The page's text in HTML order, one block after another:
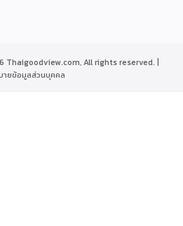
All rights reserved. |
ายข้อมูลส่วนบุคคล